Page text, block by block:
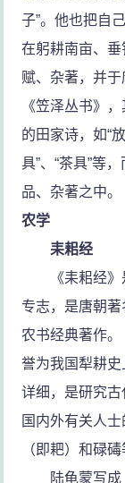
子”。他也把自
在躬耕南亩、垂
赋、杂著，并
《笠泽丛书》
的田家诗，如“
具”、“茶具”等
品、杂著之中。
农学
耒耜经
《耒耜经》
专志，是唐朝
农书经典著作
誉为我国犁耕
详细，是研究
国内外有关人
（即耙）和碌碡
陆龟蒙写成《